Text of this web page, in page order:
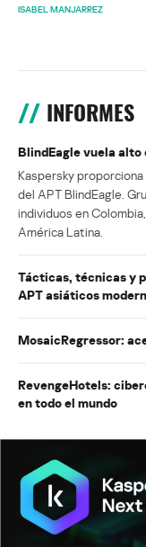
ISABEL MANJARREZ
INFORMES
BlindEagle vuela alto
Kaspersky
del APT BlindEagle.
individuos en
América Latina.
Tácticas, técnicas y
APT asiáticos
MosaicRegressor:
RevengeHotels:
en todo el mundo